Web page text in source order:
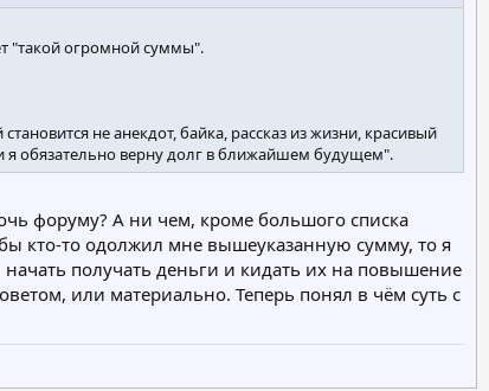
"такой огромной суммы".
не анекдот, байка, рассказ из жизни, красивый
я обязательно верну долг в ближайшем будущем".
форуму? А ни чем, кроме большого списка
кто-то одолжил мне вышеуказанную сумму, то я
получать деньги и кидать их на повышение
или материально. Теперь понял в чём суть с